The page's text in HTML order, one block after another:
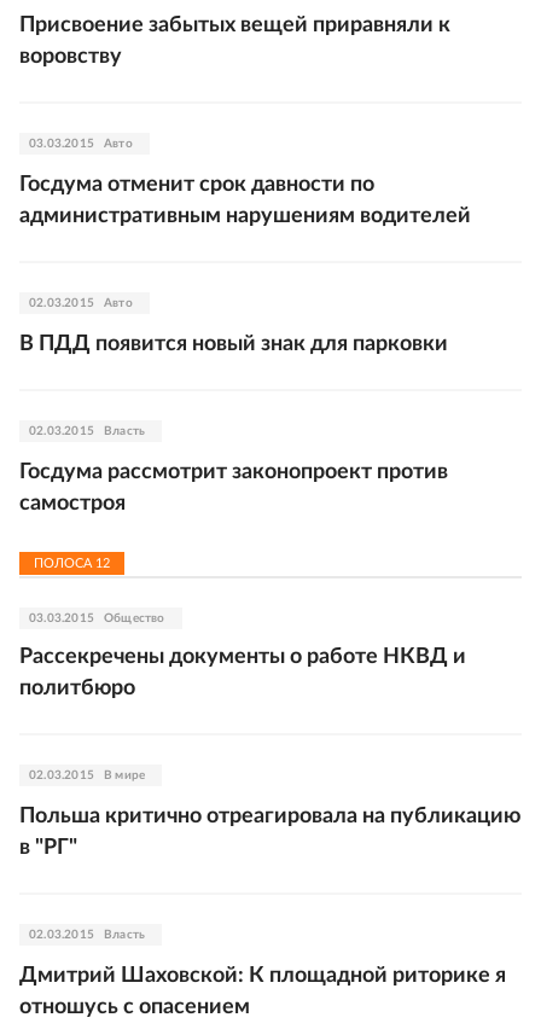
Присвоение забытых вещей приравняли к
воровству
03.03.2015 Авто
Госдума отменит срок давности по
административным нарушениям водителей
02.03.2015 Авто
В ПДД появится новый знак для парковки
02.03.2015 Власть
Госдума рассмотрит законопроект против
самостроя
ПОЛОСА 12
03.03.2015 Общество
Рассекречены документы о работе НКВД и
политбюро
02.03.2015 В мире
Польша критично отреагировала на публикацию
в "РГ"
02.03.2015 Власть
Дмитрий Шаховской: К площадной риторике я
отношусь с опасением